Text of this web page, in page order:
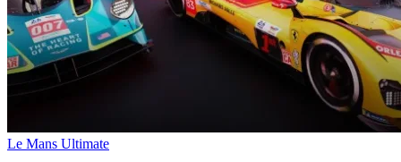
Le Mans Ultimate